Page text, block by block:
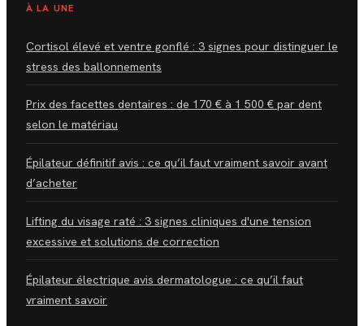
À LA UNE
Cortisol élevé et ventre gonflé : 3 signes pour distinguer le
stress des ballonnements
Prix des facettes dentaires : de 170 € à 1 500 € par dent
selon le matériau
Épilateur définitif avis : ce qu’il faut vraiment savoir avant
d’acheter
Lifting du visage raté : 3 signes cliniques d'une tension
excessive et solutions de correction
Épilateur électrique avis dermatologue : ce qu’il faut
vraiment savoir